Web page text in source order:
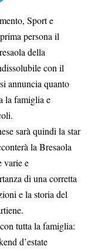
Sport e
persona il
della
con il
annuncia quanto
la famiglia e
sarà quindi la star
la Bresaola
varie e
di una corretta
e la storia del
tutta la famiglia:
d’estate